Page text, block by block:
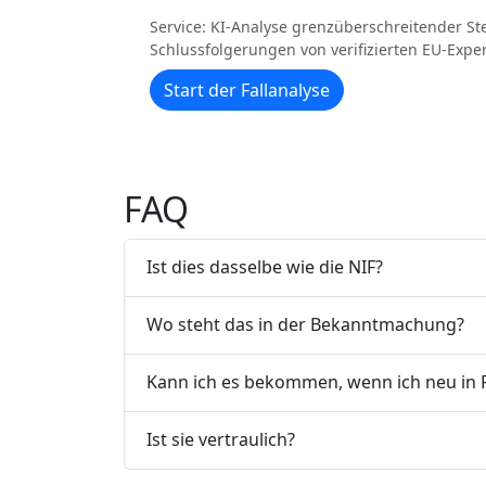
Service: KI-Analyse grenzüberschreitender
Schlussfolgerungen von verifizierten EU-
Start der Fallanalyse
FAQ
Ist dies dasselbe wie die NIF?
Wo steht das in der Bekanntmachung?
Kann ich es bekommen, wenn ich neu in
Ist sie vertraulich?